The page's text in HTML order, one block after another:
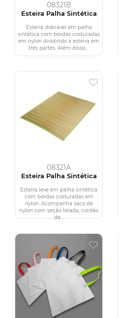
08321B
Esteira Palha Sintética
Esteira dobrável em palha
sintética com bordas costuradas
em nylon dividindo a esteira em
três partes. Além disso,...
08321A
Esteira Palha Sintética
Esteira leve em palha sintética
com bordas costuradas em
nylon. Acompanha saco de
nylon com seção telada, cordão
de...